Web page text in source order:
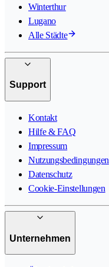
Winterthur
Lugano
Alle Städte
Support
Kontakt
Hilfe & FAQ
Impressum
Nutzungsbedingungen
Datenschutz
Cookie-Einstellungen
Unternehmen